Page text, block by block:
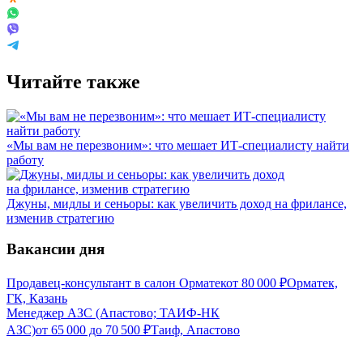
Читайте также
«Мы вам не перезвоним»: что мешает ИТ-специалисту найти
работу
Джуны, мидлы и сеньоры: как увеличить доход на фрилансе,
изменив стратегию
Вакансии дня
Продавец-консультант в салон Орматекот 80 000 ₽Орматек,
ГК, Казань
Менеджер АЗС (Апастово; ТАИФ-НК
АЗС)от 65 000 до 70 500 ₽Таиф, Апастово